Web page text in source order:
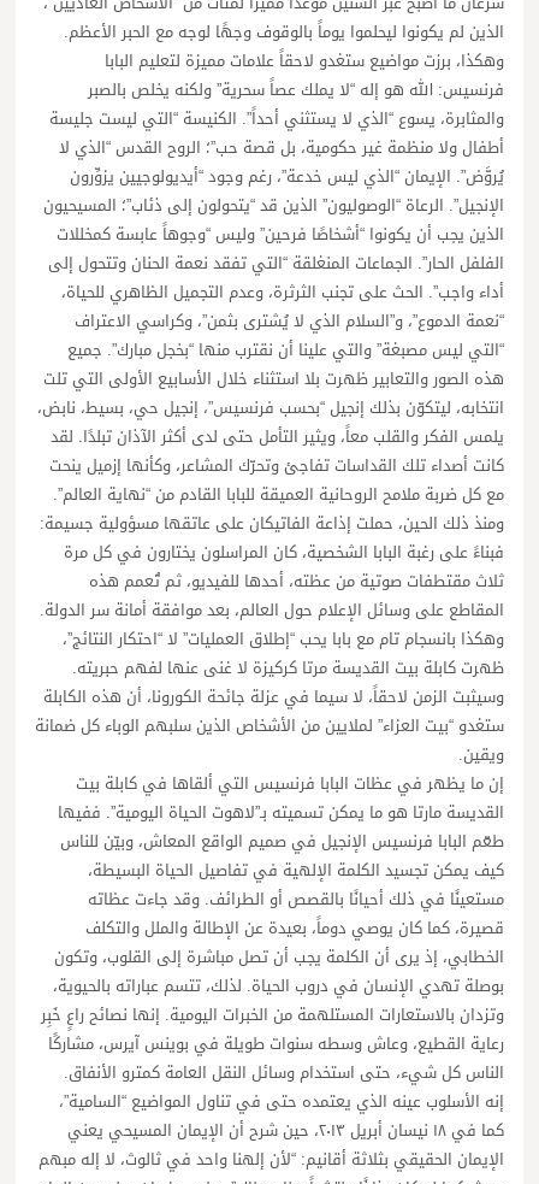
الذين لم يكونوا ليحلموا يوماً بالوقوف وجهًا لوجه مع الحبر الأعظم.
وهكذا، برزت مواضيع ستغدو لاحقاً علامات مميزة لتعليم البابا
فرنسيس: الله هو إله “لا يملك عصاً سحرية” ولكنه يخلص بالصبر
والمثابرة، يسوع “الذي لا يستثني أحداً”. الكنيسة “التي ليست جليسة
أطفال ولا منظمة غير حكومية، بل قصة حب”؛ الروح القدس “الذي لا
يُروَّض”. الإيمان “الذي ليس خدعة”، رغم وجود “أيديولوجيين يزوِّرون
الإنجيل”. الرعاة “الوصوليون” الذين قد “يتحولون إلى ذئاب”؛ المسيحيون
الذين يجب أن يكونوا “أشخاصًا فرحين” وليس “وجوهاً عابسة كمخللات
الفلفل الحار”. الجماعات المنغلقة “التي تفقد نعمة الحنان وتتحول إلى
أداء واجب”. الحث على تجنب الثرثرة، وعدم التجميل الظاهري للحياة،
“نعمة الدموع”، و”السلام الذي لا يُشترى بثمن”، وكراسي الاعتراف
“التي ليس مصبغة” والتي علينا أن نقترب منها “بخجل مبارك”. جميع
هذه الصور والتعابير ظهرت بلا استثناء خلال الأسابيع الأولى التي تلت
انتخابه، ليتكوّن بذلك إنجيل “بحسب فرنسيس”، إنجيل حي، بسيط، نابض،
يلمس الفكر والقلب معاً، ويثير التأمل حتى لدى أكثر الآذان تبلدًا. لقد
كانت أصداء تلك القداسات تفاجئ وتحرّك المشاعر، وكأنها إزميل ينحت
مع كل ضربة ملامح الروحانية العميقة للبابا القادم من “نهاية العالم”.
ومنذ ذلك الحين، حملت إذاعة الفاتيكان على عاتقها مسؤولية جسيمة:
فبناءً على رغبة البابا الشخصية، كان المراسلون يختارون في كل مرة
ثلاث مقتطفات صوتية من عظته، أحدها للفيديو، ثم تُعمم هذه
المقاطع على وسائل الإعلام حول العالم، بعد موافقة أمانة سر الدولة.
وهكذا بانسجام تام مع بابا يحب “إطلاق العمليات” لا “احتكار النتائج”،
ظهرت كابلة بيت القديسة مرتا كركيزة لا غنى عنها لفهم حبريته.
وسيثبت الزمن لاحقاً، لا سيما في عزلة جائحة الكورونا، أن هذه الكابلة
ستغدو “بيت العزاء” لملايين من الأشخاص الذين سلبهم الوباء كل ضمانة
ويقين.
إن ما يظهر في عظات البابا فرنسيس التي ألقاها في كابلة بيت
القديسة مارتا هو ما يمكن تسميته بـ”لاهوت الحياة اليومية”. ففيها
طعّم البابا فرنسيس الإنجيل في صميم الواقع المعاش، وبيّن للناس
كيف يمكن تجسيد الكلمة الإلهية في تفاصيل الحياة البسيطة،
مستعينًا في ذلك أحيانًا بالقصص أو الطرائف. وقد جاءت عظاته
قصيرة، كما كان يوصي دوماً، بعيدة عن الإطالة والملل والتكلف
الخطابي، إذ يرى أن الكلمة يجب أن تصل مباشرة إلى القلوب، وتكون
بوصلة تهدي الإنسان في دروب الحياة. لذلك، تتسم عباراته بالحيوية،
وتزدان بالاستعارات المستلهمة من الخبرات اليومية. إنها نصائح راعٍ خَبِر
رعاية القطيع، وعاش وسطه سنوات طويلة في بوينس آيرس، مشاركًا
الناس كل شيء، حتى استخدام وسائل النقل العامة كمترو الأنفاق.
إنه الأسلوب عينه الذي يعتمده حتى في تناول المواضيع “السامية”،
كما في ١٨ نيسان أبريل ٢٠١٣، حين شرح أن الإيمان المسيحي يعني
الإيمان الحقيقي بثلاثة أقانيم: “لأن إلهنا واحد في ثالوث، لا إله مبهم